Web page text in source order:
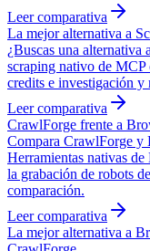
Leer comparativa
La mejor alternativa a
¿Buscas una
scraping nativo de MCP
credits e investigación y
Leer comparativa
CrawlForge frente a
Compara CrawlForge y
Herramientas nativas de
la grabación de robots
comparación.
Leer comparativa
La mejor alternativa a